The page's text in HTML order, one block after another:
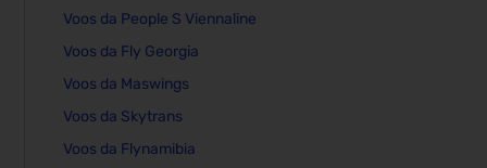
Voos da People S Viennaline
Voos da Fly Georgia
Voos da Maswings
Voos da Skytrans
Voos da Flynamibia